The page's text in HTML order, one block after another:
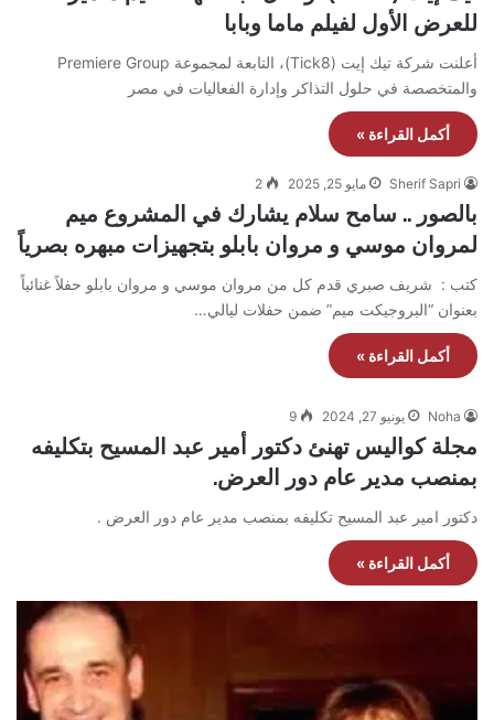
للعرض الأول لفيلم ماما وبابا
أعلنت شركة تيك إيت (Tick8)، التابعة لمجموعة Premiere Group
والمتخصصة في حلول التذاكر وإدارة الفعاليات في مصر
أكمل القراءة »
Sherif Sapri مايو 25, 2025 2
بالصور .. سامح سلام يشارك في المشروع ميم
لمروان موسي و مروان بابلو بتجهيزات مبهره بصرياً
كتب : شريف صبري قدم كل من مروان موسي و مروان بابلو حفلاً غنائياً
بعنوان “البروجيكت ميم” ضمن حفلات ليالي…
أكمل القراءة »
Noha يونيو 27, 2024 9
مجلة كواليس تهنئ دكتور أمير عبد المسيح بتكليفه
بمنصب مدير عام دور العرض.
دكتور امير عبد المسيح تكليفه بمنصب مدير عام دور العرض .
أكمل القراءة »